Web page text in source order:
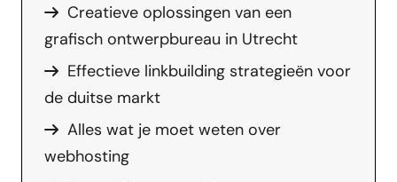
Creatieve oplossingen van een
grafisch ontwerpbureau in Utrecht
Effectieve linkbuilding strategieën voor
de duitse markt
Alles wat je moet weten over
webhosting